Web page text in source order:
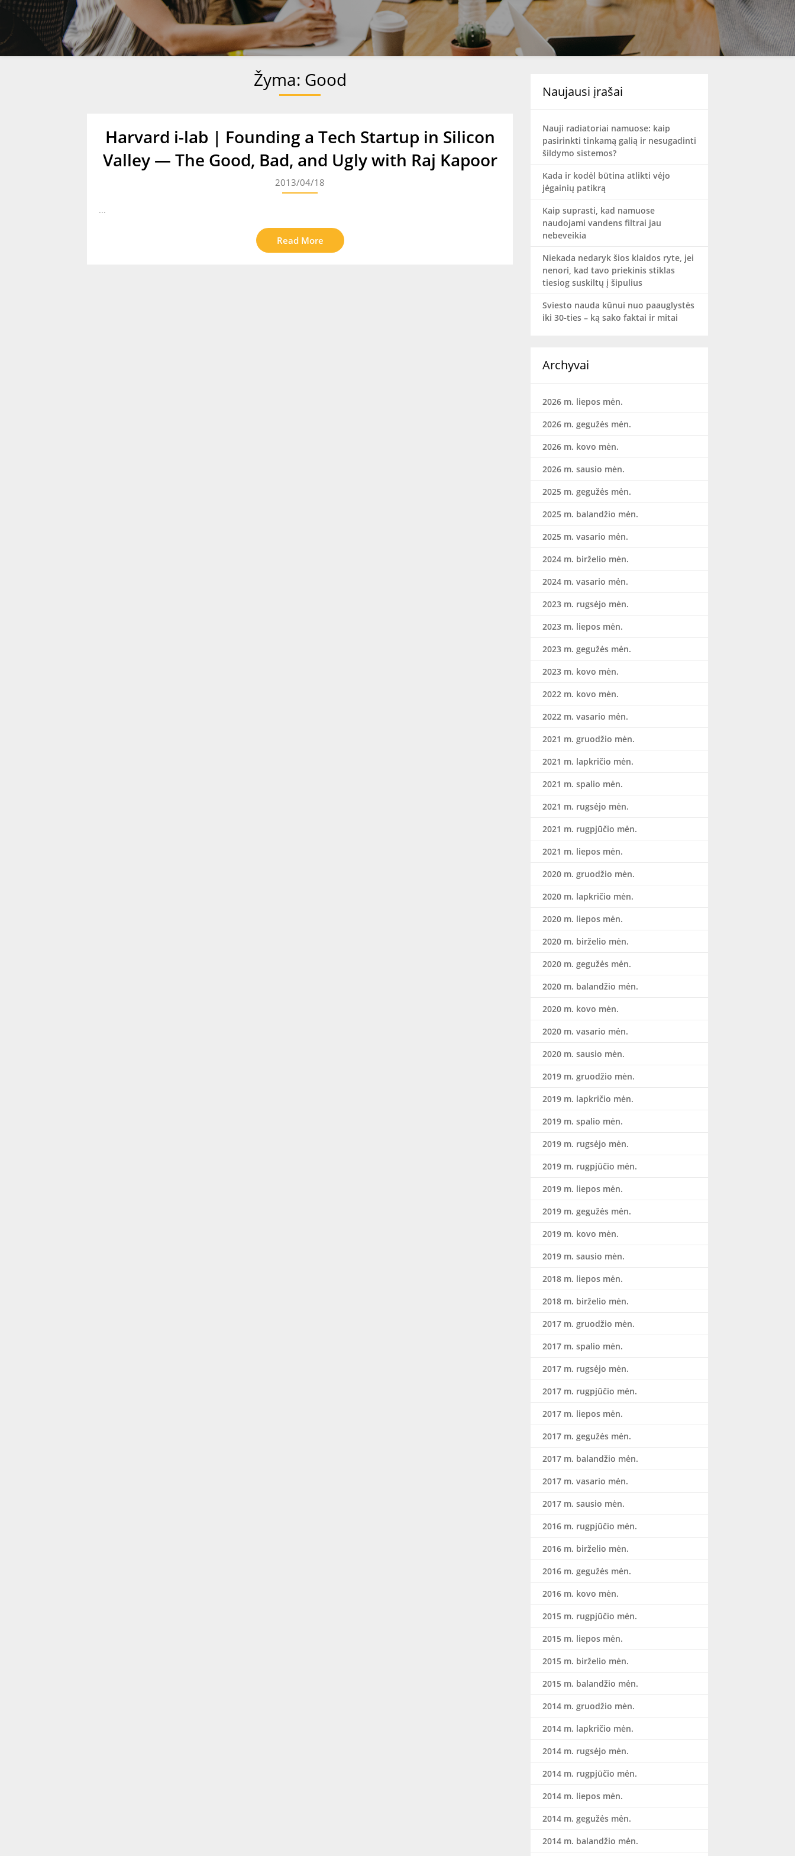
Žyma: Good
Harvard i-lab | Founding a Tech Startup in Silicon
Valley — The Good, Bad, and Ugly with Raj Kapoor
2013/04/18
...
Read More
Naujausi įrašai
Nauji radiatoriai namuose: kaip
pasirinkti tinkamą galią ir nesugadinti
šildymo sistemos?
Kada ir kodėl būtina atlikti vėjo
jėgainių patikrą
Kaip suprasti, kad namuose
naudojami vandens filtrai jau
nebeveikia
Niekada nedaryk šios klaidos ryte, jei
nenori, kad tavo priekinis stiklas
tiesiog suskiltų į šipulius
Sviesto nauda kūnui nuo paauglystės
iki 30‑ties – ką sako faktai ir mitai
Archyvai
2026 m. liepos mėn.
2026 m. gegužės mėn.
2026 m. kovo mėn.
2026 m. sausio mėn.
2025 m. gegužės mėn.
2025 m. balandžio mėn.
2025 m. vasario mėn.
2024 m. birželio mėn.
2024 m. vasario mėn.
2023 m. rugsėjo mėn.
2023 m. liepos mėn.
2023 m. gegužės mėn.
2023 m. kovo mėn.
2022 m. kovo mėn.
2022 m. vasario mėn.
2021 m. gruodžio mėn.
2021 m. lapkričio mėn.
2021 m. spalio mėn.
2021 m. rugsėjo mėn.
2021 m. rugpjūčio mėn.
2021 m. liepos mėn.
2020 m. gruodžio mėn.
2020 m. lapkričio mėn.
2020 m. liepos mėn.
2020 m. birželio mėn.
2020 m. gegužės mėn.
2020 m. balandžio mėn.
2020 m. kovo mėn.
2020 m. vasario mėn.
2020 m. sausio mėn.
2019 m. gruodžio mėn.
2019 m. lapkričio mėn.
2019 m. spalio mėn.
2019 m. rugsėjo mėn.
2019 m. rugpjūčio mėn.
2019 m. liepos mėn.
2019 m. gegužės mėn.
2019 m. kovo mėn.
2019 m. sausio mėn.
2018 m. liepos mėn.
2018 m. birželio mėn.
2017 m. gruodžio mėn.
2017 m. spalio mėn.
2017 m. rugsėjo mėn.
2017 m. rugpjūčio mėn.
2017 m. liepos mėn.
2017 m. gegužės mėn.
2017 m. balandžio mėn.
2017 m. vasario mėn.
2017 m. sausio mėn.
2016 m. rugpjūčio mėn.
2016 m. birželio mėn.
2016 m. gegužės mėn.
2016 m. kovo mėn.
2015 m. rugpjūčio mėn.
2015 m. liepos mėn.
2015 m. birželio mėn.
2015 m. balandžio mėn.
2014 m. gruodžio mėn.
2014 m. lapkričio mėn.
2014 m. rugsėjo mėn.
2014 m. rugpjūčio mėn.
2014 m. liepos mėn.
2014 m. gegužės mėn.
2014 m. balandžio mėn.